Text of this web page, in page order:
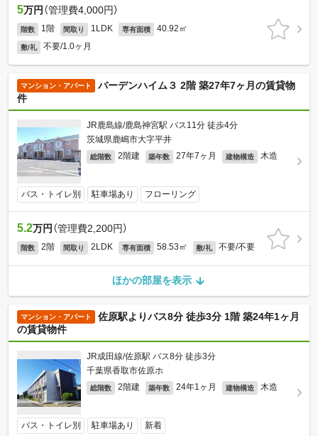
5万円 （管理費4,000円）
階数 1階 間取り 1LDK 専有面積 40.92㎡
敷/礼 不要/1.0ヶ月
マンション・アパート
バーデンハイム３ 2階 築27年7ヶ月の賃貸物
件
JR鹿島線/鹿島神宮駅 バス11分 徒歩4分
茨城県鹿嶋市大字平井
総階数 2階建 築年数 27年7ヶ月 建物構造 木造
バス・トイレ別 駐車場あり フローリング
5.2万円 （管理費2,200円）
階数 2階 間取り 2LDK 専有面積 58.53㎡ 敷/礼 不要/不要
ほかの部屋を表示
マンション・アパート
佐原駅よりバス8分 徒歩3分 1階 築24年1ヶ月
の賃貸物件
JR成田線/佐原駅 バス8分 徒歩3分
千葉県香取市佐原ホ
総階数 2階建 築年数 24年1ヶ月 建物構造 木造
バス・トイレ別 駐車場あり 新着